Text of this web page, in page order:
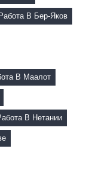
Работа В Бер-Яков
В Маалот
В Нетании